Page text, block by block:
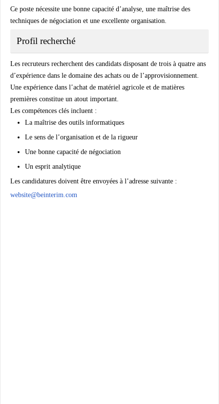
Ce poste nécessite une bonne capacité d’analyse, une maîtrise des
techniques de négociation et une excellente organisation.
Profil recherché
Les recruteurs recherchent des candidats disposant de trois à quatre ans
d’expérience dans le domaine des achats ou de l’approvisionnement.
Une expérience dans l’achat de matériel agricole et de matières
premières constitue un atout important.
Les compétences clés incluent :
La maîtrise des outils informatiques
Le sens de l’organisation et de la rigueur
Une bonne capacité de négociation
Un esprit analytique
Les candidatures doivent être envoyées à l’adresse suivante :
website@beinterim.com